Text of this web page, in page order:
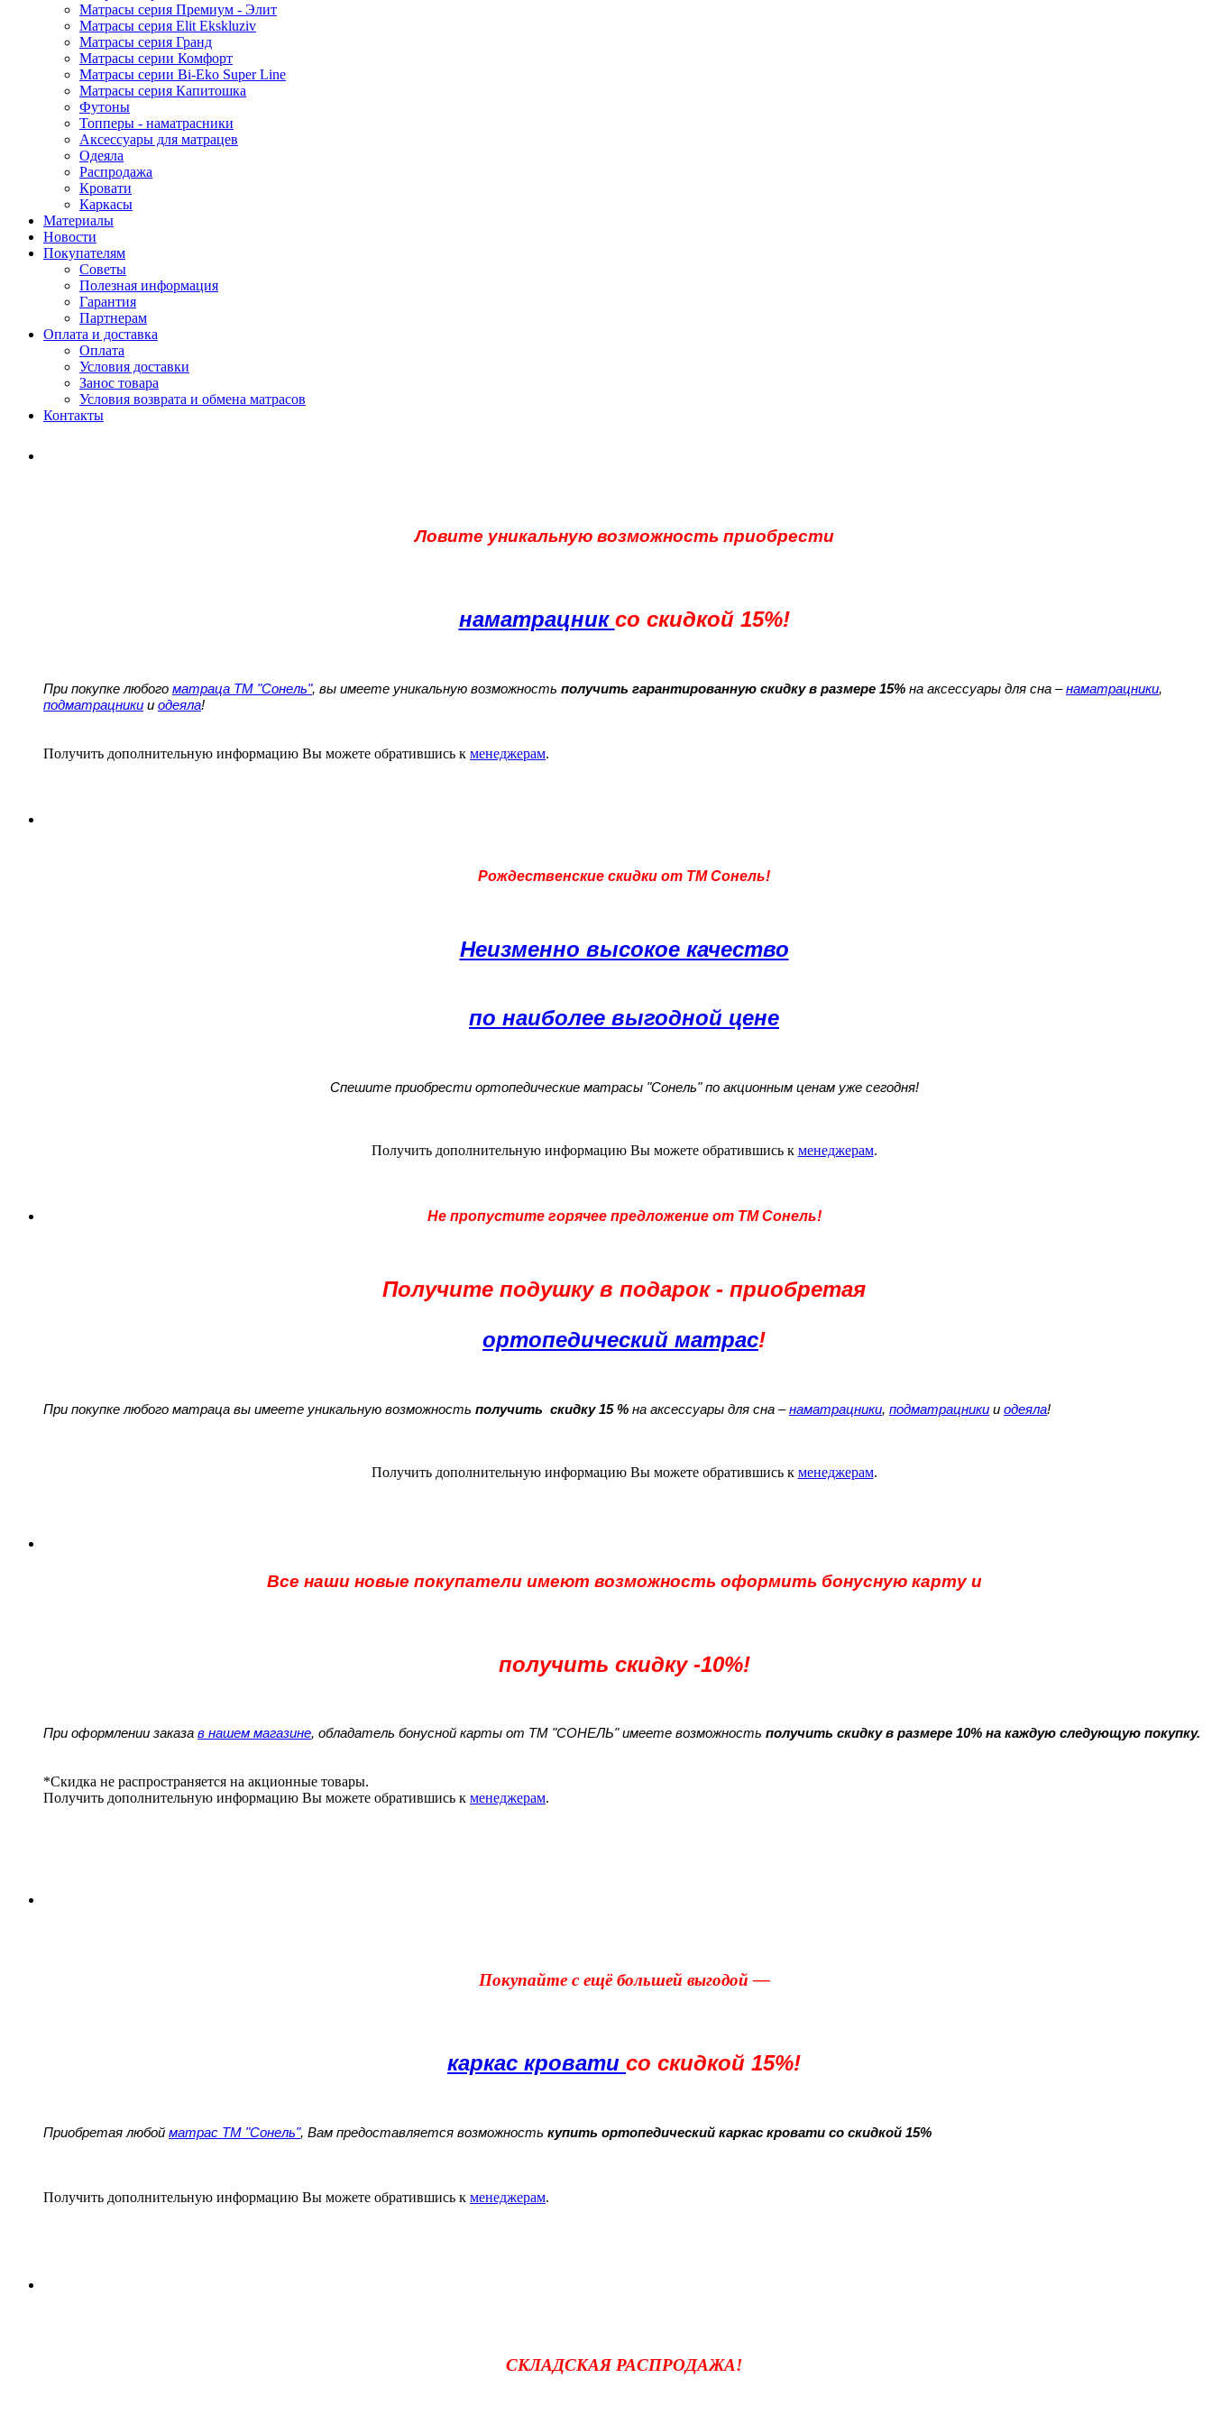
Матрасы серия Премиум - Элит
Матрасы серия Elit Ekskluziv
Матрасы серия Гранд
Матрасы серии Комфорт
Матрасы серии Bi-Eko Super Line
Матрасы серия Капитошка
Футоны
Топперы - наматрасники
Аксессуары для матрацев
Одеяла
Распродажа
Кровати
Каркасы
Материалы
Новости
Покупателям
Советы
Полезная информация
Гарантия
Партнерам
Оплата и доставка
Оплата
Условия доставки
Занос товара
Условия возврата и обмена матрасов
Контакты
Ловите уникальную возможность приобрести
наматрацник со скидкой 15%!
При покупке любого матраца ТМ "Сонель", вы имеете уникальную возможность получить гарантированную скидку в размере 15% на аксессуары для сна –наматрацники,
подматрацники и одеяла!
Получить дополнительную информацию Вы можете обратившись к менеджерам.
Рождественские скидки от ТМ Сонель!
Неизменно высокое качество
по наиболее выгодной цене
Спешите приобрести ортопедические матрасы "Сонель" по акционным ценам уже сегодня!
Получить дополнительную информацию Вы можете обратившись к менеджерам.
Не пропустите горячее предложение от ТМ Сонель!
Получите подушку в подарок - приобретая
ортопедический матрас!
При покупке любого матраца вы имеете уникальную возможность получить скидку 15 % на аксессуары для сна –наматрацники, подматрацники и одеяла!
Получить дополнительную информацию Вы можете обратившись к менеджерам.
Все наши новые покупатели имеют возможность оформить бонусную карту и
получить скидку -10%!
При оформлении заказа в нашем магазине, обладатель бонусной карты от ТМ "СОНЕЛЬ" имеете возможность получить скидку в размере 10% на каждую следующую покупку.
*Скидка не распространяется на акционные товары.
Получить дополнительную информацию Вы можете обратившись к менеджерам.
Покупайте с ещё большей выгодой —
каркас кровати со скидкой 15%!
Приобретая любой матрас ТМ "Сонель", Вам предоставляется возможность купить ортопедический каркас кровати со скидкой 15%
Получить дополнительную информацию Вы можете обратившись к менеджерам.
СКЛАДСКАЯ РАСПРОДАЖА!